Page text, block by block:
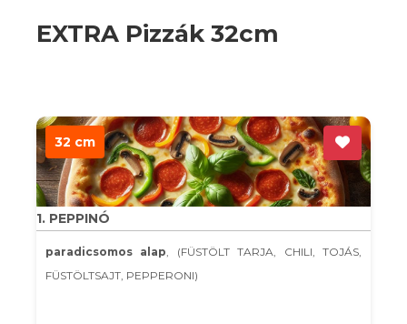
EXTRA Pizzák 32cm
32 cm
1. PEPPINÓ
paradicsomos alap, (FÜSTÖLT TARJA, CHILI, TOJÁS,
FÜSTÖLTSAJT, PEPPERONI)